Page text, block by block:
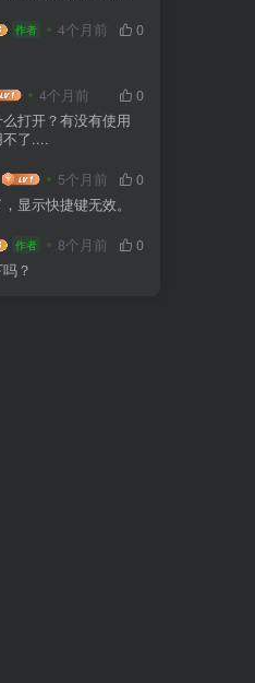
作者 4个月前
0
4个月前
0
打开？有没有使用
了....
5个月前
0
显示快捷键无效。
作者 8个月前
0
？